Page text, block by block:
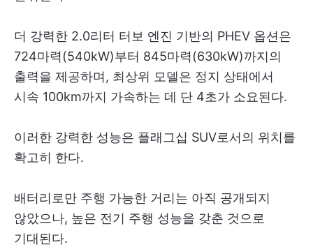
더 강력한 2.0리터 터보 엔진 기반의 PHEV 옵션은
724마력(540kW)부터 845마력(630kW)까지의
출력을 제공하며, 최상위 모델은 정지 상태에서
시속 100km까지 가속하는 데 단 4초가 소요된다.
이러한 강력한 성능은 플래그십 SUV로서의 위치를
확고히 한다.
배터리로만 주행 가능한 거리는 아직 공개되지
않았으나, 높은 전기 주행 성능을 갖춘 것으로
기대된다.